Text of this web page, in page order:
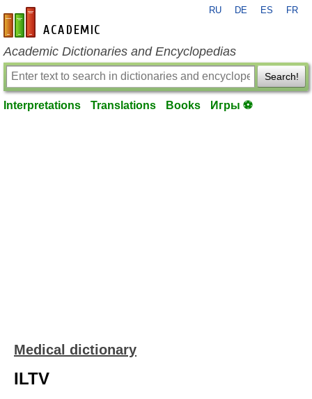
en-academic.com
RU DE ES FR
Academic Dictionaries and Encyclopedias
Search!
Interpretations Translations Books Игры ⚽
Medical dictionary
ILTV